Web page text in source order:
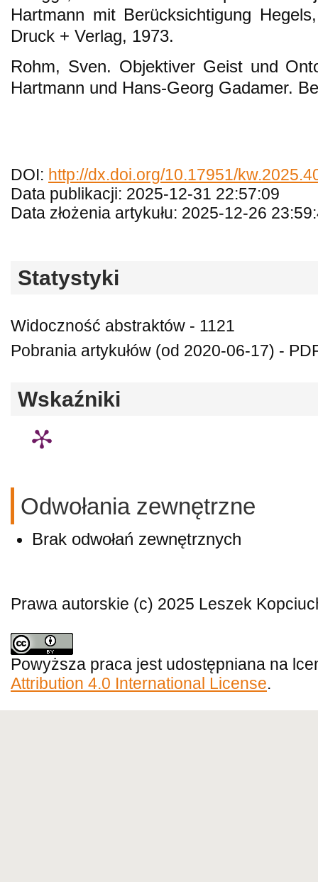
Hartmann mit Berücksichtigung
Druck + Verlag, 1973.
Rohm, Sven. Objektiver Geist und
Hartmann und Hans-Georg Gadamer.
DOI: http://dx.doi.org/10.17951/
Data publikacji: 2025-12-31 22:57:09
Data złożenia artykułu: 2025-12-26
Statystyki
Widoczność abstraktów - 1121
Pobrania artykułów (od 2020-06-17) -
Wskaźniki
Odwołania zewnętrzne
Brak odwołań zewnętrznych
Prawa autorskie (c) 2025 Leszek
Powyższa praca jest udostępniana na
Attribution 4.0 International License.